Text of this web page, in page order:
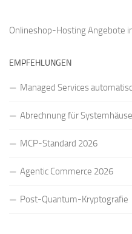
Onlineshop-Hosting Angebote
EMPFEHLUNGEN
Managed Services
Abrechnung für
MCP-Standard 2026
Agentic Commerce 2026
Post-Quantum-Kryptografie